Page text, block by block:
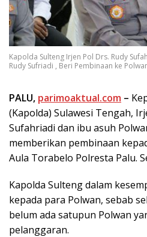
Kapolda Sulteng Irjen Pol Drs. Rudy
Rudy Sufriadi , Beri Pembinaan ke
PALU, parimoaktual.com –
(Kapolda) Sulawesi Tengah,
Sufahriadi dan ibu asuh
memberikan pembinaan
Aula Torabelo Polresta Palu.
Kapolda Sulteng dalam
kepada para Polwan, sebab
belum ada satupun Polwan
pelanggaran.